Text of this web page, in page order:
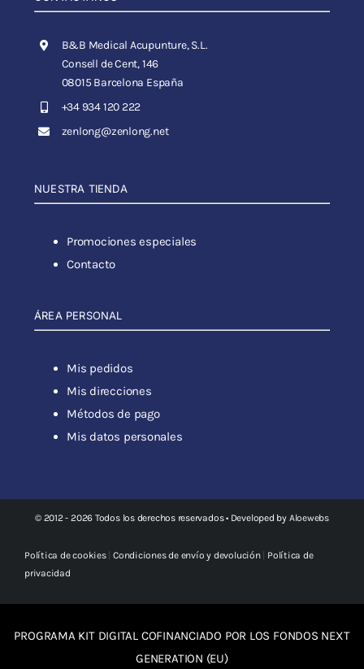
B&B Medical Acupunture, S.L.
Consell de Cent, 146
08015 Barcelona España
+34 934 120 222
zenlong@zenlong.net
NUESTRA TIENDA
Promociones especiales
Contacto
ÁREA PERSONAL
Mis pedidos
Mis direcciones
Métodos de pago
Mis datos personales
© 2012 - 2026 Todos los derechos reservados • Developed by Aloewebs
Política de cookies|Condiciones de envío y devolución| Política de
privacidad
PROGRAMA KIT DIGITAL COFINANCIADO POR LOS FONDOS NEXT
GENERATION (EU)